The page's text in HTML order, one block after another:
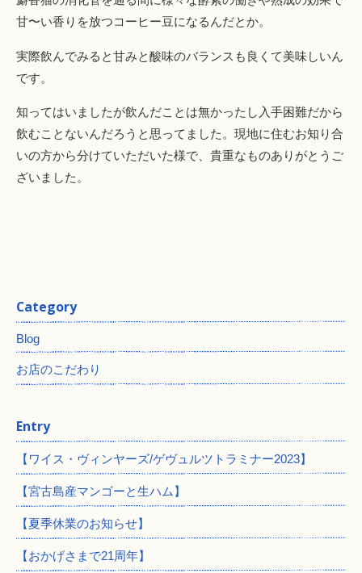
甘〜い香りを放つコーヒー豆になるんだとか。
実際飲んでみると甘みと酸味のバランスも良くて美味しいん
です。
知ってはいましたが飲んだことは無かったし入手困難だから
飲むことないんだろうと思ってました。現地に住むお知り合
いの方から分けていただいた様で、貴重なものありがとうご
ざいました。
Category
Blog
お店のこだわり
Entry
【ワイス・ヴィンヤーズ/ゲヴュルツトラミナー2023】
【宮古島産マンゴーと生ハム】
【夏季休業のお知らせ】
【おかげさまで21周年】